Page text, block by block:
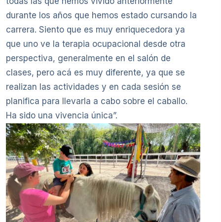
durante los años que hemos estado cursando la
carrera. Siento que es muy enriquecedora ya
que uno ve la terapia ocupacional desde otra
perspectiva, generalmente en el salón de
clases, pero acá es muy diferente, ya que se
realizan las actividades y en cada sesión se
planifica para llevarla a cabo sobre el caballo.
Ha sido una vivencia única”.